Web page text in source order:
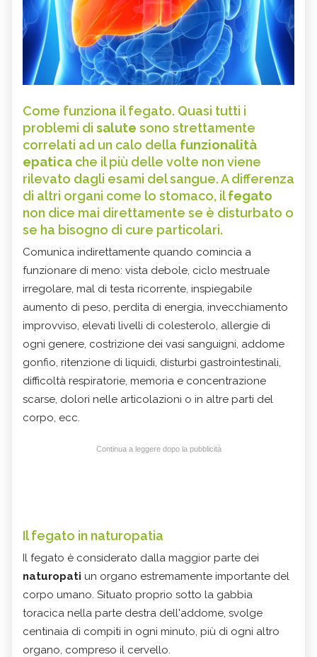
Come funziona il fegato. Quasi tutti i
problemi di salute sono strettamente
correlati ad un calo della funzionalità
epatica che il più delle volte non viene
rilevato dagli esami del sangue. A differenza
di altri organi come lo stomaco, ilfegato
non dice mai direttamente se è disturbato o
se ha bisogno di cure particolari.
Comunica indirettamente quando comincia a
funzionare di meno: vista debole, ciclo mestruale
irregolare, mal di testa ricorrente, inspiegabile
aumento di peso, perdita di energia, invecchiamento
improvviso, elevati livelli di colesterolo, allergie di
ogni genere, costrizione dei vasi sanguigni, addome
gonfio, ritenzione di liquidi, disturbi gastrointestinali,
difficoltà respiratorie, memoria e concentrazione
scarse, dolori nelle articolazioni o in altre parti del
corpo, ecc.
Continua a leggere dopo la pubblicità
Il fegato in naturopatia
Il fegato è considerato dalla maggior parte dei
naturopati un organo estremamente importante del
corpo umano. Situato proprio sotto la gabbia
toracica nella parte destra dell'addome, svolge
centinaia di compiti in ogni minuto, più di ogni altro
organo, compreso il cervello.